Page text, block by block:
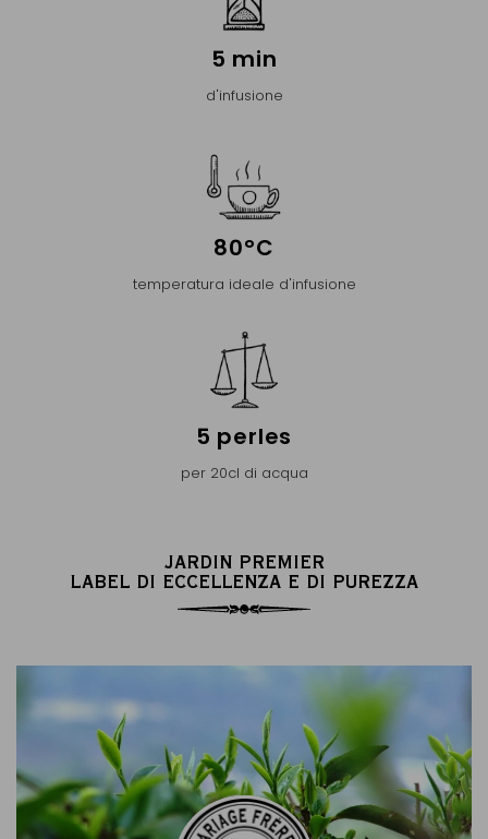
5 min
d'infusione
80°C
temperatura ideale d'infusione
5 perles
per 20cl di acqua
JARDIN PREMIER
LABEL DI ECCELLENZA E DI PUREZZA